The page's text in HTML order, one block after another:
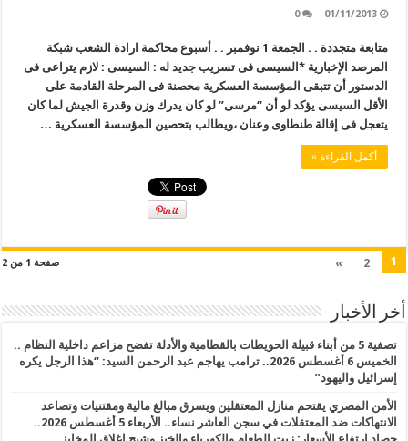
01/11/2013
0
متابعة متجددة . . الجمعة 1 نوفمبر . . أسبوع محاكمة ارادة الشعب شبكة
المرصد الإخبارية *السيسى فى تسريب جديد له : السيسى : لازم يتراعى فى
الدستور أن تتبقى المؤسسة العسكرية محصنة فى المرحلة القادمة على
الأقل السيسى يؤكد لو أن “مرسى” لو كان يدرك وزن وقدرة الجيش لما كان
يتعجل فى إقالة طنطاوى وعنان ،ويطالب بتحصين المؤسسة العسكرية …
أكمل القراءة »
صفحة 1 من 2 1
2
»
أخر الأخبار
تصفية 5 من أبناء قبيلة الحويطات بالقطامية والأدلة تفضح مزاعم داخلية النظام ..
الخميس 6 أغسطس 2026.. ترامب يهاجم عبد الرحمن السيد: “هذا الرجل يكره
إسرائيل واليهود”
الأمن المصري يقتحم منازل المعتقلين ويسرق مبالغ مالية ومقتنيات وتصاعد
الانتهاكات ضد المعتقلات في سجن العاشر نساء.. الأربعاء 5 أغسطس 2026..